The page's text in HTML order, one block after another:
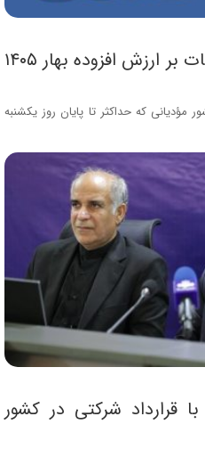
مهلت پرداخت بدهی مالیات بر ارزش افزوده بهار ۱۴۰۵
مؤدیانی که حداکثر تا پایان روز یکشنبه
کارگر با قرارداد شرکتی در کشور